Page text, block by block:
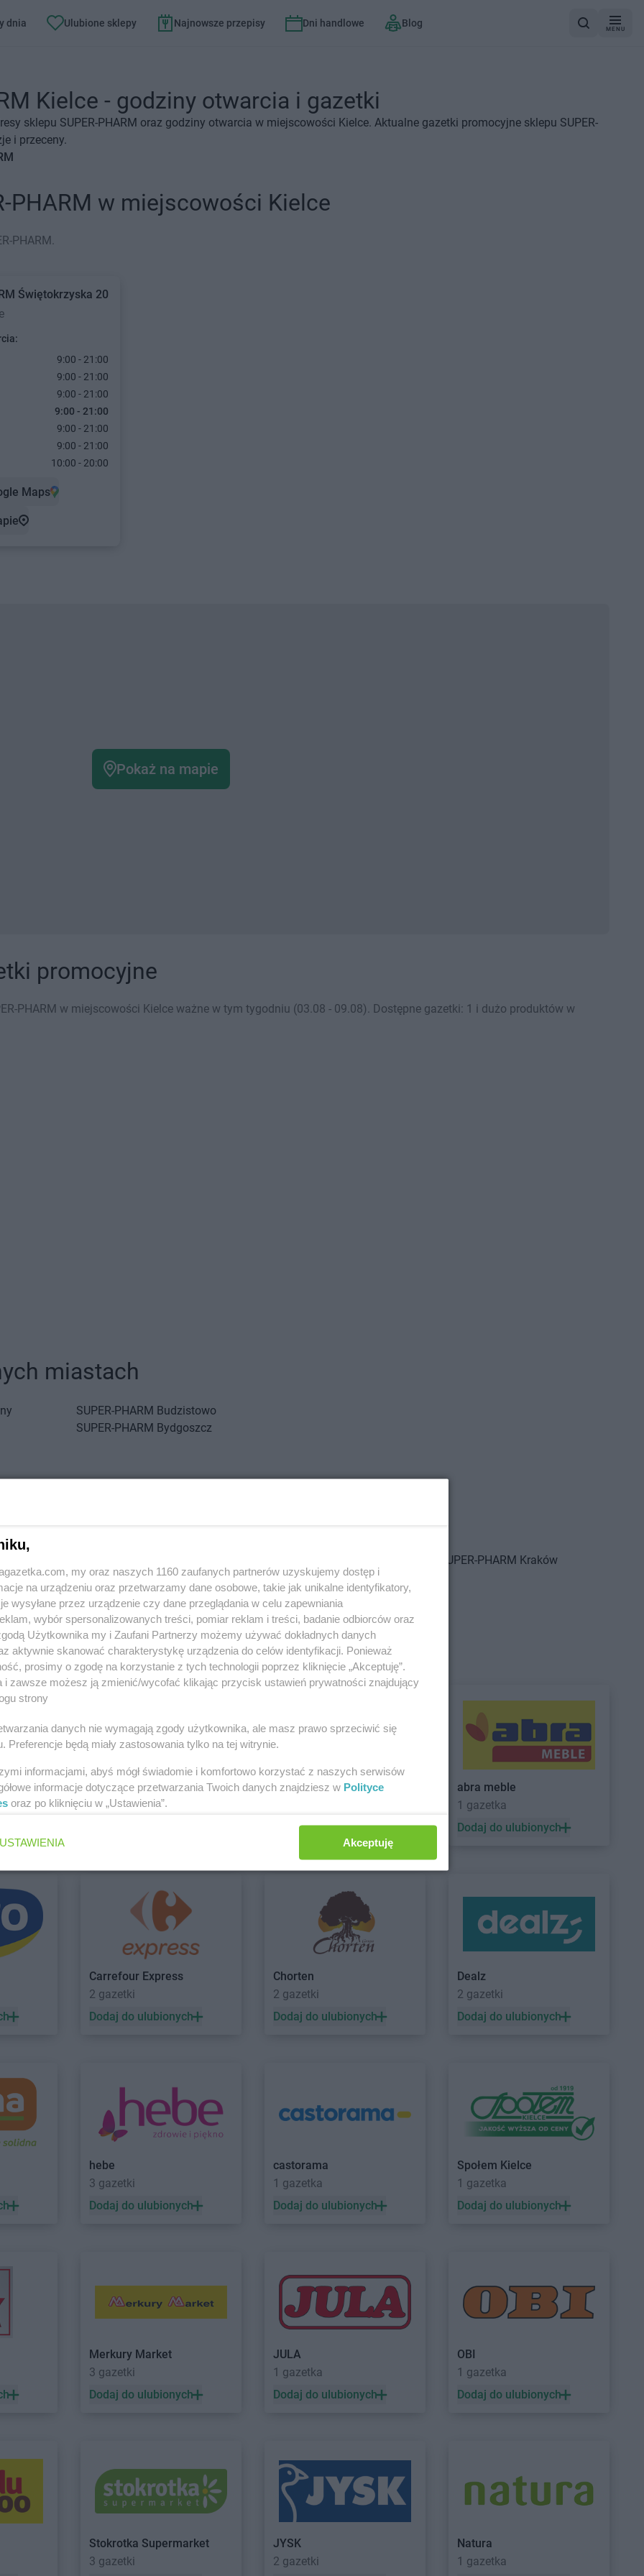
dnia Ulubione sklepy Najnowsze przepisy Dni handlowe Blog
MENU
Kielce - godziny otwarcia i gazetki
sklepu SUPER-PHARM oraz godziny otwarcia w miejscowości Kielce. Aktualne gazetki promocyjne sklepu SUPER-
i przeceny.
PHARM w miejscowości Kielce
PHARM.
Świętokrzyska 20
9:00 - 21:00
9:00 - 21:00
9:00 - 21:00
9:00 - 21:00
9:00 - 21:00
9:00 - 21:00
10:00 - 20:00
Maps
Pokaż na mapie
promocyjne
PHARM w miejscowości Kielce ważne w tym tygodniu (03.08 - 09.08). Dostępne gazetki: 1 i dużo produktów w
miastach
SUPER-PHARM Budzistowo
SUPER-PHARM Bydgoszcz
SUPER-PHARM Kraków
Zobacz wszystkie sklepy
BLU
Brak gazetek
BRICOMARCHE
Dodaj do ulubionych
abra meble
1 gazetka
Dodaj do ulubionych
Carrefour Express
2 gazetki
Dodaj do ulubionych
Chorten
2 gazetki
Dodaj do ulubionych
Dealz
2 gazetki
Dodaj do ulubionych
hebe
3 gazetki
Dodaj do ulubionych
castorama
1 gazetka
Dodaj do ulubionych
Społem Kielce
1 gazetka
Dodaj do ulubionych
Merkury Market
3 gazetki
Dodaj do ulubionych
JULA
1 gazetka
Dodaj do ulubionych
OBI
1 gazetka
Dodaj do ulubionych
Stokrotka Supermarket
3 gazetki
JYSK
2 gazetki
Natura
1 gazetka
my oraz naszych 1160 zaufanych partnerów uzyskujemy dostęp i
na urządzeniu oraz przetwarzamy dane osobowe, takie jak unikalne identyfikatory,
wysyłane przez urządzenie czy dane przeglądania w celu zapewniania
wybór spersonalizowanych treści, pomiar reklam i treści, badanie odbiorców oraz
Użytkownika my i Zaufani Partnerzy możemy używać dokładnych danych
aktywnie skanować charakterystykę urządzenia do celów identyfikacji. Ponieważ
prosimy o zgodę na korzystanie z tych technologii poprzez kliknięcie „Akceptuję”.
i zawsze możesz ją zmienić/wycofać klikając przycisk ustawień prywatności znajdujący
strony
danych nie wymagają zgody użytkownika, ale masz prawo sprzeciwić się
Preferencje będą miały zastosowania tylko na tej witrynie.
informacjami, abyś mógł świadomie i komfortowo korzystać z naszych serwisów
informacje dotyczące przetwarzania Twoich danych znajdziesz w Polityce
oraz po kliknięciu w „Ustawienia”.
USTAWIENIA Akceptuję